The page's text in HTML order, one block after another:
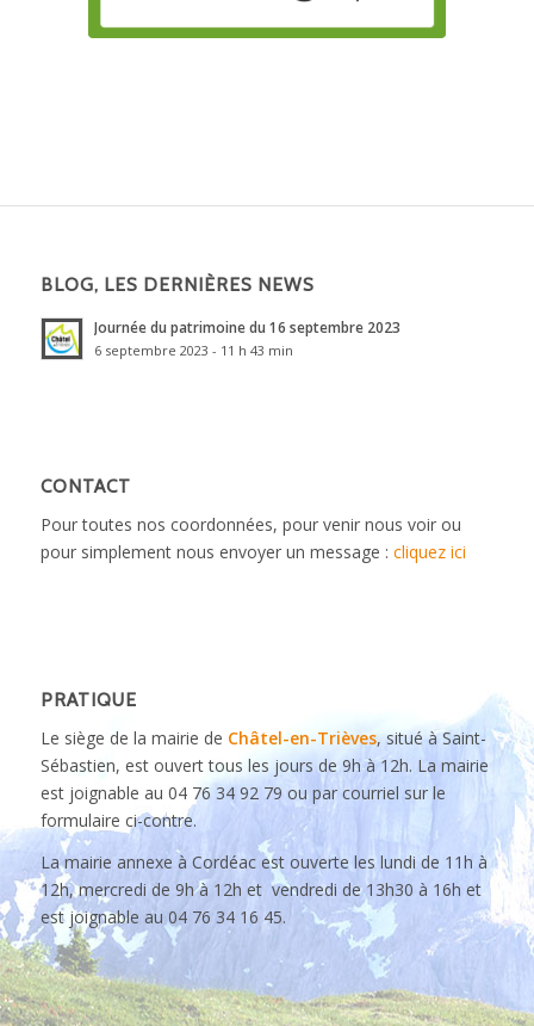
BLOG, LES DERNIÈRES NEWS
Journée du patrimoine du 16 septembre 2023
6 septembre 2023 - 11 h 43 min
CONTACT
Pour toutes nos coordonnées, pour venir nous voir ou
pour simplement nous envoyer un message : cliquez ici
PRATIQUE
Le siège de la mairie de Châtel-en-Trièves, situé à Saint-
Sébastien, est ouvert tous les jours de 9h à 12h. La mairie
est joignable au 04 76 34 92 79 ou par courriel sur le
formulaire ci-contre.
La mairie annexe à Cordéac est ouverte les lundi de 11h à
12h, mercredi de 9h à 12h et vendredi de 13h30 à 16h et
est joignable au 04 76 34 16 45.